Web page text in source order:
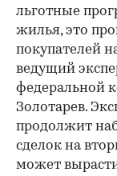
льготные
жилья, это
покупателей
ведущий
федеральной
Золотарев.
продолжит
сделок на
может